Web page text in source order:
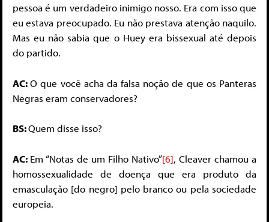
pessoa é um verdadeiro inimigo nosso. Era com isso que
eu estava preocupado. Eu não prestava atenção naquilo.
Mas eu não sabia que o Huey era bissexual até depois
do partido.
AC:O que você acha da falsa noção de que os Panteras
Negras eram conservadores?
BS:Quem disse isso?
AC: Em “Notas de um Filho Nativo”[6], Cleaver chamou a
homossexualidade de doença que era produto da
emasculação [do negro] pelo branco ou pela sociedade
europeia.